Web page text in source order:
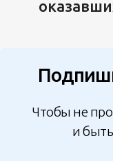
Чтобы не
и быть